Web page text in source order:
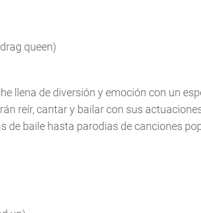
queen)
llena de diversión y emoción con un
reír, cantar y bailar con sus
de baile hasta parodias de canciones